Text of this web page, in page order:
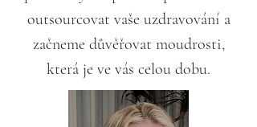
outsourcovat vaše uzdravování a
začneme důvěřovat moudrosti,
která je ve vás celou dobu.